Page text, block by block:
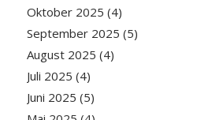
Oktober 2025 (4)
September 2025 (5)
August 2025 (4)
Juli 2025 (4)
Juni 2025 (5)